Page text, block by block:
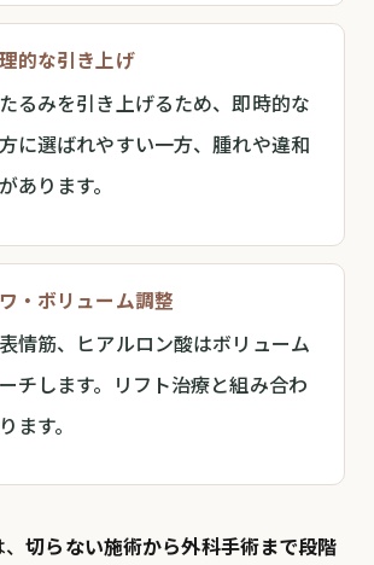
的な引き上げ
るみを引き上げるため、即時的な
に選ばれやすい一方、腫れや違和
あります。
・ボリューム調整
情筋、ヒアルロン酸はボリューム
チします。リフト治療と組み合わ
ます。
、切らない施術から外科手術まで段階